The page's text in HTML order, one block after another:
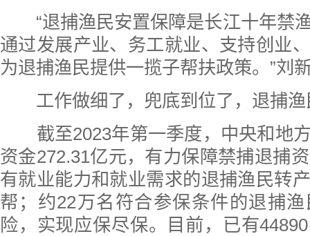
“退捕渔民安置保障是长江十年禁
通过发展产业、务工就业、支持创业
为退捕渔民提供一揽子帮扶政策。”刘
工作做细了，兜底到位了，退捕渔
截至2023年第一季度，中央和地
资金272.31亿元，有力保障禁捕退捕
有就业能力和就业需求的退捕渔民转
帮；约22万名符合参保条件的退捕
险，实现应保尽保。目前，已有